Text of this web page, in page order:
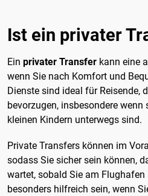
Ist ein privater
Ein privater Transfer kann eine
wenn Sie nach Komfort und
Dienste sind ideal für Reisende,
bevorzugen, insbesondere wenn
kleinen Kindern unterwegs sind.
Private Transfers können im
sodass Sie sicher sein können,
wartet, sobald Sie am
besonders hilfreich sein, wenn